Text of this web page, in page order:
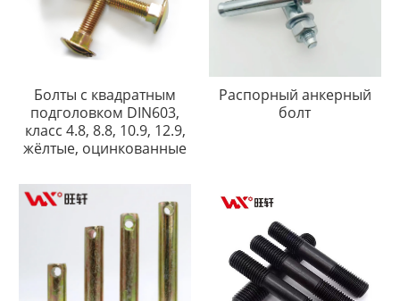
Болты с квадратным
подголовком DIN603,
класс 4.8, 8.8, 10.9, 12.9,
жёлтые, оцинкованные
Распорный анкерный
болт